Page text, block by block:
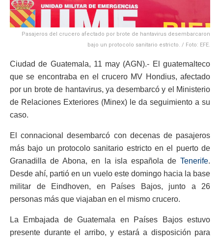
Pasajeros del crucero afectado por brote de hantavirus desembarcaron
bajo un protocolo sanitario estricto. / Foto: EFE.
Ciudad de Guatemala, 11 may (AGN).- El guatemalteco
que se encontraba en el crucero MV Hondius, afectado
por un brote de hantavirus, ya desembarcó y el Ministerio
de Relaciones Exteriores (Minex) le da seguimiento a su
caso.
El connacional desembarcó con decenas de pasajeros
más bajo un protocolo sanitario estricto en el puerto de
Granadilla de Abona, en la isla española de Tenerife.
Desde ahí, partió en un vuelo este domingo hacia la base
militar de Eindhoven, en Países Bajos, junto a 26
personas más que viajaban en el mismo crucero.
La Embajada de Guatemala en Países Bajos estuvo
presente durante el arribo, y estará a disposición para